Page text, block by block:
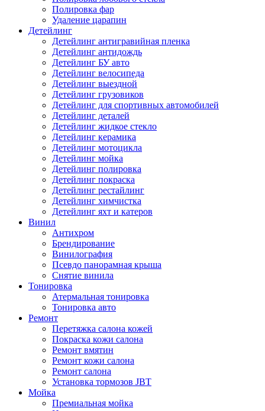
Полировка фар
Удаление царапин
Детейлинг
Детейлинг антигравийная пленка
Детейлинг антидождь
Детейлинг БУ авто
Детейлинг велосипеда
Детейлинг выездной
Детейлинг грузовиков
Детейлинг для спортивных автомобилей
Детейлинг деталей
Детейлинг жидкое стекло
Детейлинг керамика
Детейлинг мотоцикла
Детейлинг мойка
Детейлинг полировка
Детейлинг покраска
Детейлинг рестайлинг
Детейлинг химчистка
Детейлинг яхт и катеров
Винил
Антихром
Брендирование
Винилография
Псевдо панорамная крыша
Снятие винила
Тонировка
Атермальная тонировка
Тонировка авто
Ремонт
Перетяжка салона кожей
Покраска кожи салона
Ремонт вмятин
Ремонт кожи салона
Ремонт салона
Установка тормозов JBT
Мойка
Премиальная мойка